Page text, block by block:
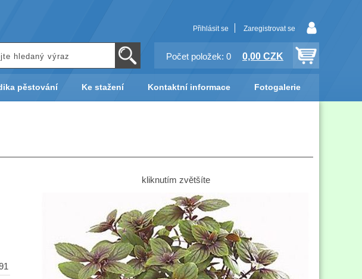
Přihlásit se Zaregistrovat se
Počet položek: 0 0,00 CZK
pěstování Ke stažení Kontaktní informace Fotogalerie
kliknutím zvětšíte